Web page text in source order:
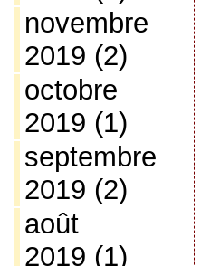
novembre
2019 (2)
octobre
2019 (1)
septembre
2019 (2)
août
2019 (1)